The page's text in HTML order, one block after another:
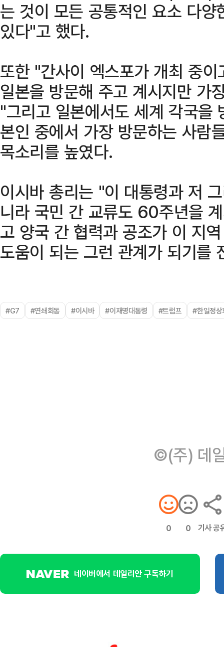
는 것이 모든 공통적인 요소 다
있다"고 했다.
또한 "간사이 엑스포가 개최 중
일본을 방문해 주고 계시지만 가
"그리고 일본에서도 세계 각국을
본인 중에서 가장 방문하는 사람
목소리를 높였다.
이시바 총리는 "이 대통령과 저
니라 국민 간 교류도 60주년을
고 양국 간 협력과 공조가 이 지
도움이 되는 그런 관계가 되기를
#G7 #연쇄회동 #이시바 #이재명대통령 #트럼프 #한일정상
©(주) 데
0 0 기사 공
네이버에서 데일리안 구독하기